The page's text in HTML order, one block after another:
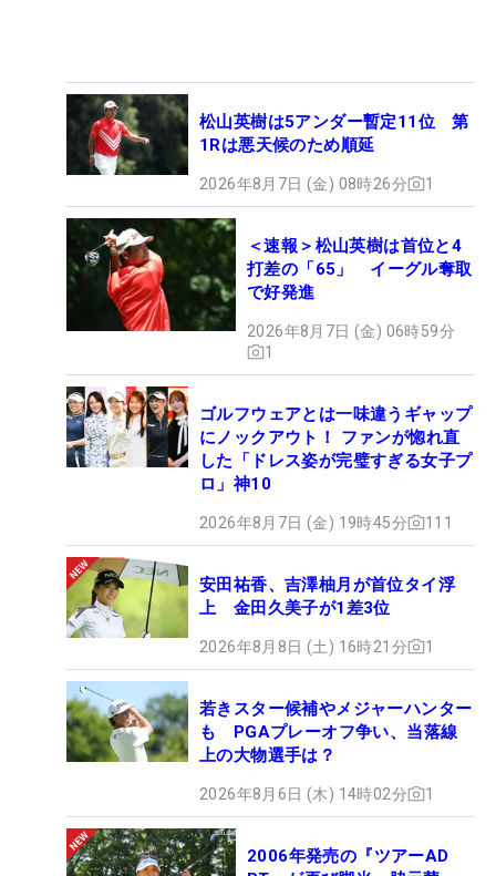
松山英樹は5アンダー暫定11位 第
1Rは悪天候のため順延
2026年8月7日 (金) 08時26分 1
＜速報＞松山英樹は首位と4
打差の「65」 イーグル奪取
で好発進
2026年8月7日 (金) 06時59分
1
ゴルフウェアとは一味違うギャップ
にノックアウト！ ファンが惚れ直
した「ドレス姿が完璧すぎる女子プ
ロ」神10
2026年8月7日 (金) 19時45分 111
安田祐香、吉澤柚月が首位タイ浮
上 金田久美子が1差3位
2026年8月8日 (土) 16時21分 1
若きスター候補やメジャーハンター
も PGAプレーオフ争い、当落線
上の大物選手は？
2026年8月6日 (木) 14時02分 1
2006年発売の『ツアーAD